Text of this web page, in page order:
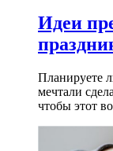
Идеи
Планируете
мечтали
чтобы этот